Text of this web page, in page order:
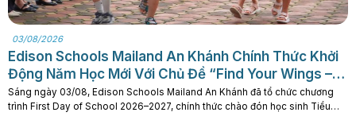
03/08/2026
Edison Schools Mailand An Khánh Chính Thức Khởi
Động Năm Học Mới Với Chủ Đề “Find Your Wings –
Open Your Sky”
Sáng ngày 03/08, Edison Schools Mailand An Khánh đã tổ chức chương
trình First Day of School 2026–2027, chính thức chào đón học sinh Tiểu